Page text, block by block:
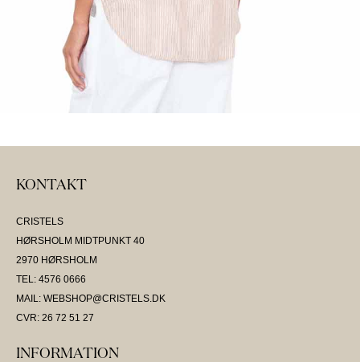
KONTAKT
CRISTELS
HØRSHOLM MIDTPUNKT 40
2970 HØRSHOLM
TEL: 4576 0666
MAIL: WEBSHOP@CRISTELS.DK
CVR: 26 72 51 27
INFORMATION